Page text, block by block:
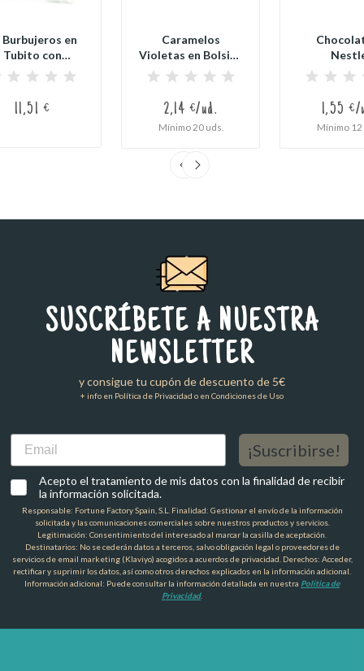
Burbujeros en
Tubito con
para
Boda...
11,51 €
Caramelos
Violetas en Bolsita
Personalizada...
2,14 €/ud.
Mínimo 20 uds.
1,55 €/
Mínimo 12
SUSCRÍBETE A NUESTRA
NEWSLETTER
y consigue tu cupón de descuento de 5€
+ info en Política de Privacidad o en Condiciones de Uso
Email
¡Suscribirse!
Acepto el tratamiento de mis datos con la finalidad de recibir
la información solicitada.
Responsable: Fortune Factory Spain, S.L. Finalidad: Gestionar el envío de la información
solicitada y las comunicaciones comerciales sobre nuestros productos y servicios.
Legitimación: Consentimiento del interesado al marcar la casilla de aceptación.
Destinatarios: No se cederán datos a terceros, salvo obligación legal o proveedores de
servicios de email marketing (Klaviyo) acogidos a acuerdos de privacidad. Derechos: Acceder,
rectificar y suprimir los datos, así como otros derechos explicados en la información adicional.
Información adicional: Puede consultar la información detallada en nuestra Política de
Privacidad.